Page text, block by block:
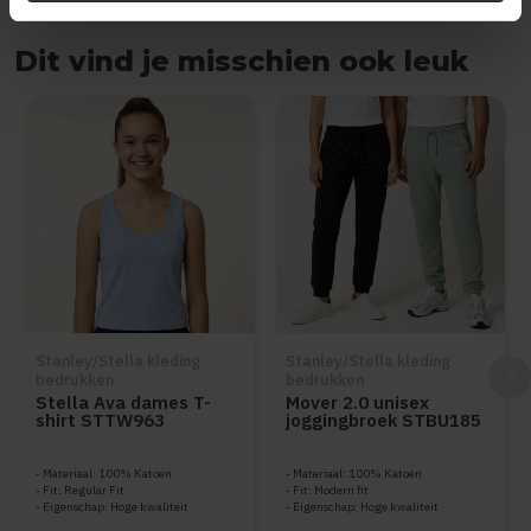
Dit vind je misschien ook leuk
Items van productcarrousel
Stella Ava dames T-
shirt STTW963
Materiaal: 100% Katoen
Fit: Regular Fit
Eigenschap: Hoge kwaliteit
Mover 2.0 unisex
joggingbroek STBU185
Materiaal: 100% Katoen
Fit: Modern fit
Eigenschap: Hoge kwaliteit